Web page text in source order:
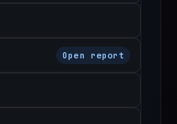
Open report